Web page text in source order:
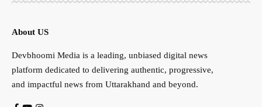
About US
Devbhoomi Media is a leading, unbiased digital news
platform dedicated to delivering authentic, progressive,
and impactful news from Uttarakhand and beyond.